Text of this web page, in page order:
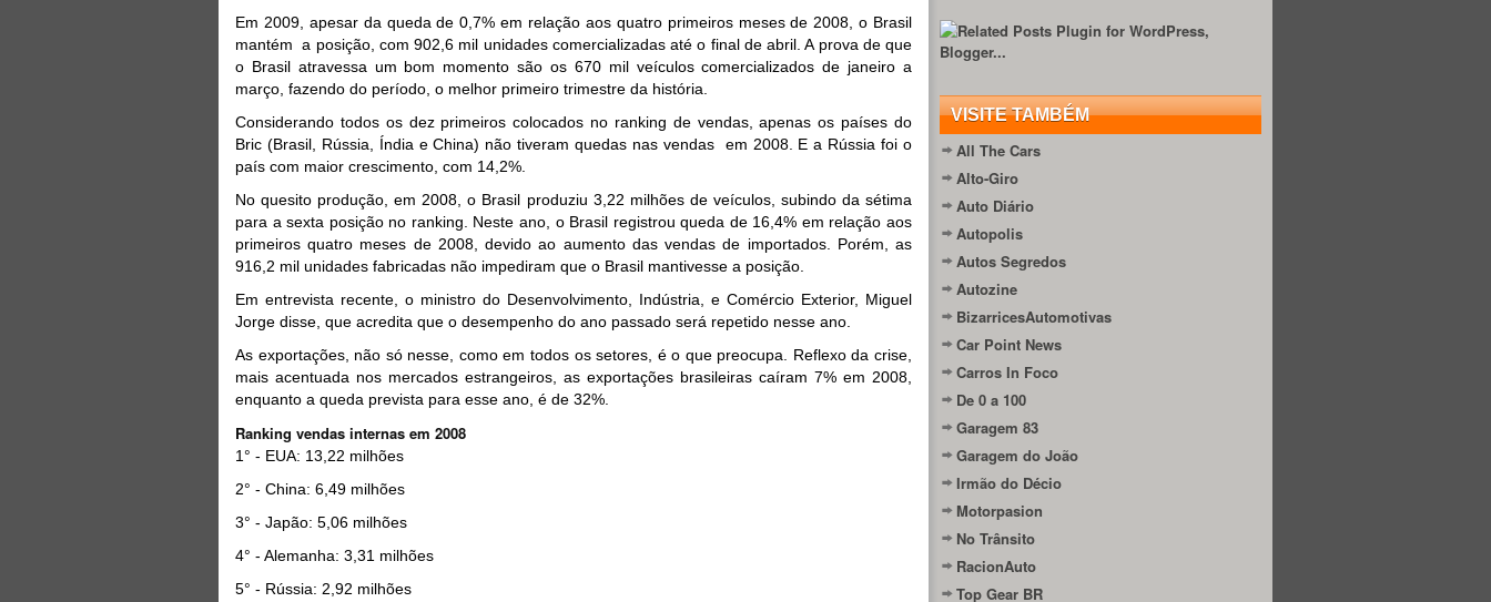
Em 2009, apesar da queda de 0,7% em relação aos quatro primeiros meses de 2008, o Brasil
mantém a posição, com 902,6 mil unidades comercializadas até o final de abril. A prova de que
o Brasil atravessa um bom momento são os 670 mil veículos comercializados de janeiro a
março, fazendo do período, o melhor primeiro trimestre da história.
Considerando todos os dez primeiros colocados no ranking de vendas, apenas os países do
Bric (Brasil, Rússia, Índia e China) não tiveram quedas nas vendas em 2008. E a Rússia foi o
país com maior crescimento, com 14,2%.
No quesito produção, em 2008, o Brasil produziu 3,22 milhões de veículos, subindo da sétima
para a sexta posição no ranking. Neste ano, o Brasil registrou queda de 16,4% em relação aos
primeiros quatro meses de 2008, devido ao aumento das vendas de importados. Porém, as
916,2 mil unidades fabricadas não impediram que o Brasil mantivesse a posição.
Em entrevista recente, o ministro do Desenvolvimento, Indústria, e Comércio Exterior, Miguel
Jorge disse, que acredita que o desempenho do ano passado será repetido nesse ano.
As exportações, não só nesse, como em todos os setores, é o que preocupa. Reflexo da crise,
mais acentuada nos mercados estrangeiros, as exportações brasileiras caíram 7% em 2008,
enquanto a queda prevista para esse ano, é de 32%.
Ranking vendas internas em 2008
1° - EUA: 13,22 milhões
2° - China: 6,49 milhões
3° - Japão: 5,06 milhões
4° - Alemanha: 3,31 milhões
5° - Rússia: 2,92 milhões
VISITE TAMBÉM
All The Cars
Alto-Giro
Auto Diário
Autopolis
Autos Segredos
Autozine
BizarricesAutomotivas
Car Point News
Carros In Foco
De 0 a 100
Garagem 83
Garagem do João
Irmão do Décio
Motorpasion
No Trânsito
RacionAuto
Top Gear BR